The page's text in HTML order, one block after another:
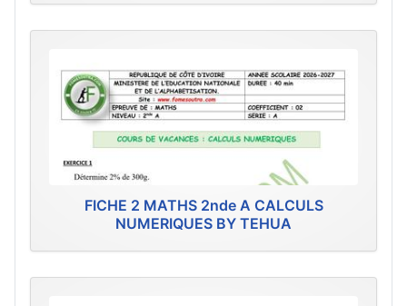
FICHE 2 MATHS 2nde A CALCULS
NUMERIQUES BY TEHUA